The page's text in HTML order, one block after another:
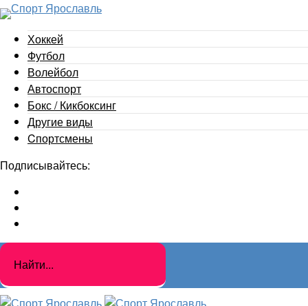
Хоккей
Футбол
Волейбол
Автоспорт
Бокс / Кикбоксинг
Другие виды
Cпортсмены
Подписывайтесь: